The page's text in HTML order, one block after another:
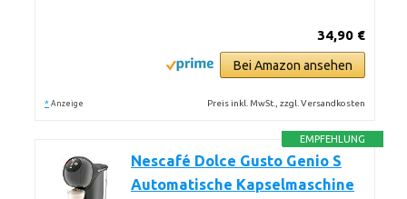
34,90 €
Bei Amazon ansehen
* Anzeige Preis inkl. MwSt., zzgl. Versandkosten
EMPFEHLUNG
Nescafé Dolce Gusto Genio S
Automatische Kapselmaschine